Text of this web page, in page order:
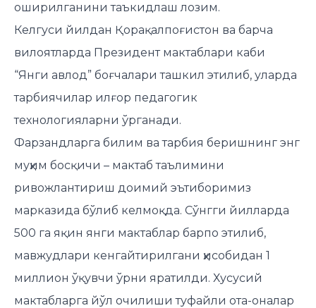
оширилганини таъкидлаш лозим.
Келгуси йилдан Қорақалпоғистон ва барча
вилоятларда Президент мактаблари каби
“Янги авлод” боғчалари ташкил этилиб, уларда
тарбиячилар илғор педагогик
технологияларни ўрганади.
Фарзандларга билим ва тарбия беришнинг энг
муҳим босқичи – мактаб таълимини
ривожлантириш доимий эътиборимиз
марказида бўлиб келмоқда. Сўнгги йилларда
500 га яқин янги мактаблар барпо этилиб,
мавжудлари кенгайтирилгани ҳисобидан 1
миллион ўқувчи ўрни яратилди. Хусусий
мактабларга йўл очилиши туфайли ота-оналар